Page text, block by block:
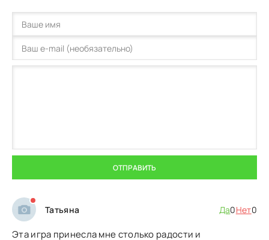
ОТПРАВИТЬ
Татьяна Да0Нет0
Эта игра принесла мне столько радости и